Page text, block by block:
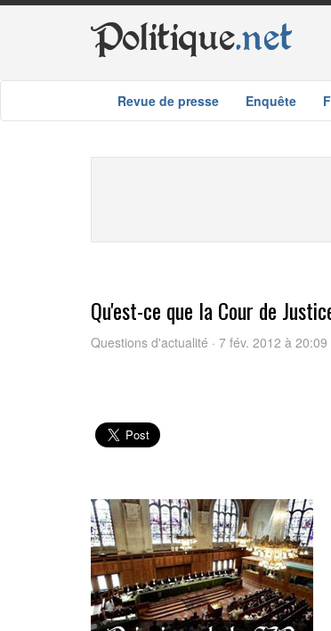
Politique.net
Revue de presse Enquête
Qu'est-ce que la Cour de
Questions d'actualité · 7 fév. 2012 à 20:09